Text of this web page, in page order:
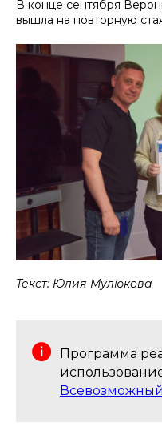
В конце сентября
вышла на повторную
Текст: Юлия Мулюкова
Программа
Всевозможный